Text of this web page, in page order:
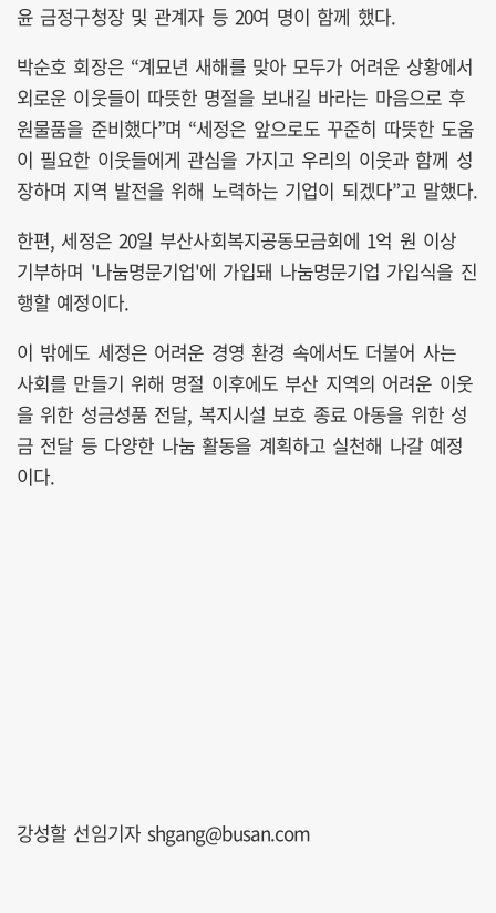
윤 금정구청장 및 관계자 등 20여 명이 함께 했다.
박순호 회장은 “계묘년 새해를 맞아 모두가 어려운 상황에서
외로운 이웃들이 따뜻한 명절을 보내길 바라는 마음으로 후
원물품을 준비했다”며 “세정은 앞으로도 꾸준히 따뜻한 도움
이 필요한 이웃들에게 관심을 가지고 우리의 이웃과 함께 성
장하며 지역 발전을 위해 노력하는 기업이 되겠다”고 말했다.
한편, 세정은 20일 부산사회복지공동모금회에 1억 원 이상
기부하며 '나눔명문기업'에 가입돼 나눔명문기업 가입식을 진
행할 예정이다.
이 밖에도 세정은 어려운 경영 환경 속에서도 더불어 사는
사회를 만들기 위해 명절 이후에도 부산 지역의 어려운 이웃
을 위한 성금성품 전달, 복지시설 보호 종료 아동을 위한 성
금 전달 등 다양한 나눔 활동을 계획하고 실천해 나갈 예정
이다.
강성할 선임기자 shgang@busan.com